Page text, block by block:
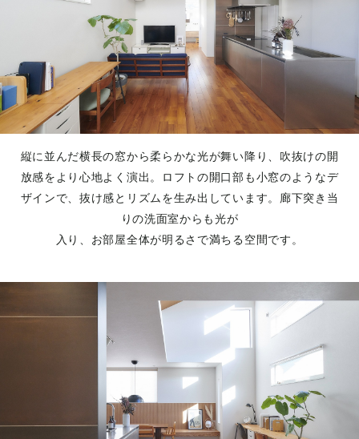
縦に並んだ横長の窓から柔らかな光が舞い降り、吹抜けの開
放感をより心地よく演出。ロフトの開口部も小窓のようなデ
ザインで、抜け感とリズムを生み出しています。廊下突き当
りの洗面室からも光が
入り、お部屋全体が明るさで満ちる空間です。